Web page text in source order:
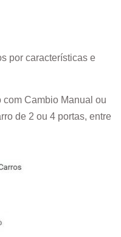
por características e
Cambio Manual ou
de 2 ou 4 portas, entre